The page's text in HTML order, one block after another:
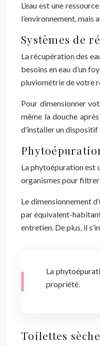
L’eau est une
l’environnement, mais
Systèmes de
La récupération des
besoins en eau d’un
pluviométrie de votre
Pour dimensionner
même la douche
d’installer un dispositif
La phytoépuration est
organismes pour filtrer
Le dimensionnement
par équivalent-
entretien. De plus, il
La
propriété.
Toilettes